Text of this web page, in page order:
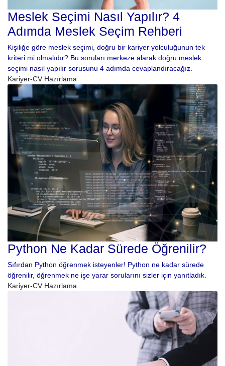
Meslek Seçimi Nasıl Yapılır? 4
Adımda Meslek Seçim Rehberi
Kişiliğe göre meslek seçimi, doğru bir kariyer yolculuğunun tek
kriteri mi olmalıdır? Bu soruları merkeze alarak doğru meslek
seçimi nasıl yapılır sorusunu 4 adımda cevaplandıracağız.
Kariyer-CV Hazırlama
Python Ne Kadar Sürede Öğrenilir?
Sıfırdan Python öğrenmek isteyenler! Python ne kadar sürede
öğrenilir, öğrenmek ne işe yarar sorularını sizler için yanıtladık.
Kariyer-CV Hazırlama